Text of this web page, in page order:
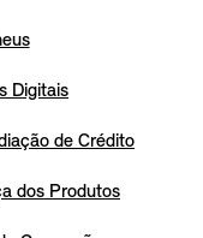
Digitais
de Crédito
dos Produtos